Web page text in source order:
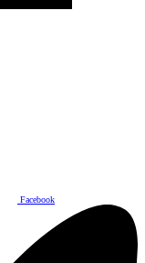
Facebook